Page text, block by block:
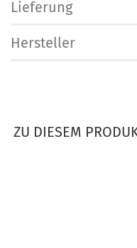
Lieferung
Hersteller
ZU DIESEM